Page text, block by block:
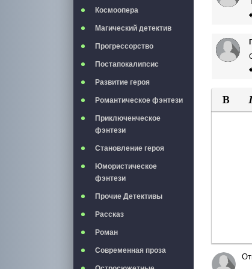
Космоопера
Магический детектив
Прогрессорство
Постапокалипсис
Развитие героя
Романтическое фэнтези
Приключенческое
фэнтези
Становление героя
Юмористическое
фэнтези
Прочие Детективы
Рассказ
Роман
Современная проза